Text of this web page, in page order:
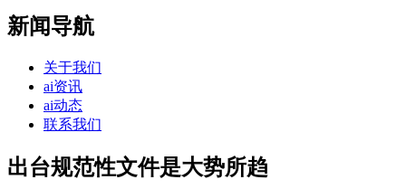
新闻导航
关于我们
ai资讯
ai动态
联系我们
出台规范性文件是大势所趋